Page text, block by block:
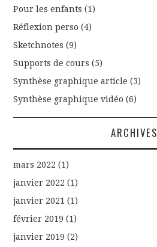
Pour les enfants (1)
Réflexion perso (4)
Sketchnotes (9)
Supports de cours (5)
Synthèse graphique article (3)
Synthèse graphique vidéo (6)
ARCHIVES
mars 2022 (1)
janvier 2022 (1)
janvier 2021 (1)
février 2019 (1)
janvier 2019 (2)